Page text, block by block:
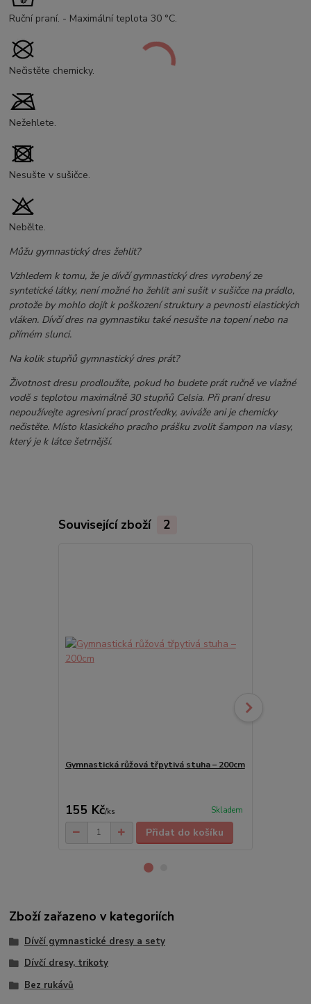
Ruční praní. - Maximální teplota 30 °C.
Nečistěte chemicky.
Nežehlete.
Nesušte v sušičce.
Nebělte.
Můžu gymnastický dres žehlit?
Vzhledem k tomu, že je dívčí gymnastický dres vyrobený ze
syntetické látky, není možné ho žehlit ani sušit v sušičce na prádlo,
protože by mohlo dojít k poškození struktury a pevnosti elastických
vláken. Dívčí dres na gymnastiku také nesušte na topení nebo na
přímém slunci.
Na kolik stupňů gymnastický dres prát?
Životnost dresu prodloužíte, pokud ho budete prát ručně ve vlažné
vodě s teplotou maximálně 30 stupňů Celsia. Při praní dresu
nepoužívejte agresivní prací prostředky, aviváže ani je chemicky
nečistěte. Místo klasického pracího prášku zvolit šampon na vlasy,
který je k látce šetrnější.
Související zboží 2
Gymnastická růžová třpytivá stuha – 200cm
155 Kč/ks Skladem
Přidat do košíku
Zboží zařazeno v kategoriích
Dívčí gymnastické dresy a sety
Dívčí dresy, trikoty
Bez rukávů